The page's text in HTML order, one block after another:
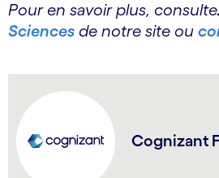
Pour en savoir plus,
Sciences de notre site ou
Cognizant